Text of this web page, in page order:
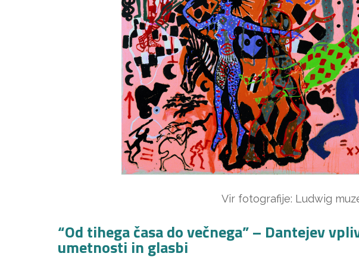
Vir fotografije: Ludwig
“Od tihega časa do večnega” – Dantejev
umetnosti in glasbi